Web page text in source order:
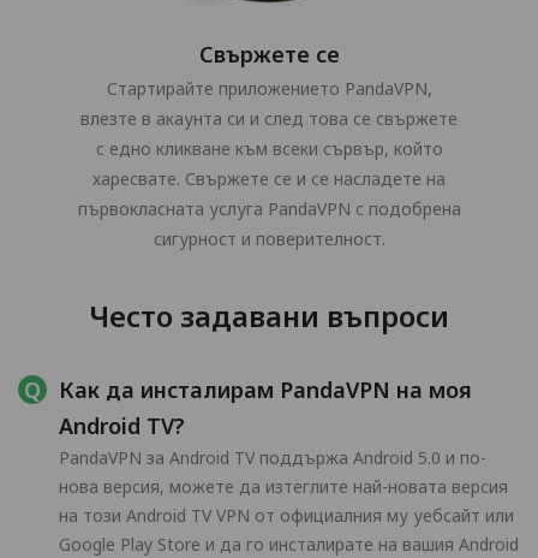
Свържете се
Стартирайте приложението PandaVPN,
влезте в акаунта си и след това се свържете
с едно кликване към всеки сървър, който
харесвате. Свържете се и се насладете на
първокласната услуга PandaVPN с подобрена
сигурност и поверителност.
Често задавани въпроси
Как да инсталирам PandaVPN на моя
Android TV?
PandaVPN за Android TV поддържа Android 5.0 и по-
нова версия, можете да изтеглите най-новата версия
на този Android TV VPN от официалния му уебсайт или
Google Play Store и да го инсталирате на вашия Android